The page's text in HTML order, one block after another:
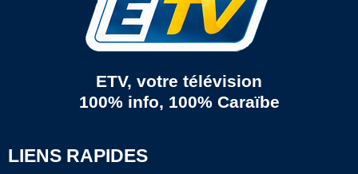
ETV, votre télévision
100% info, 100% Caraïbe
LIENS RAPIDES